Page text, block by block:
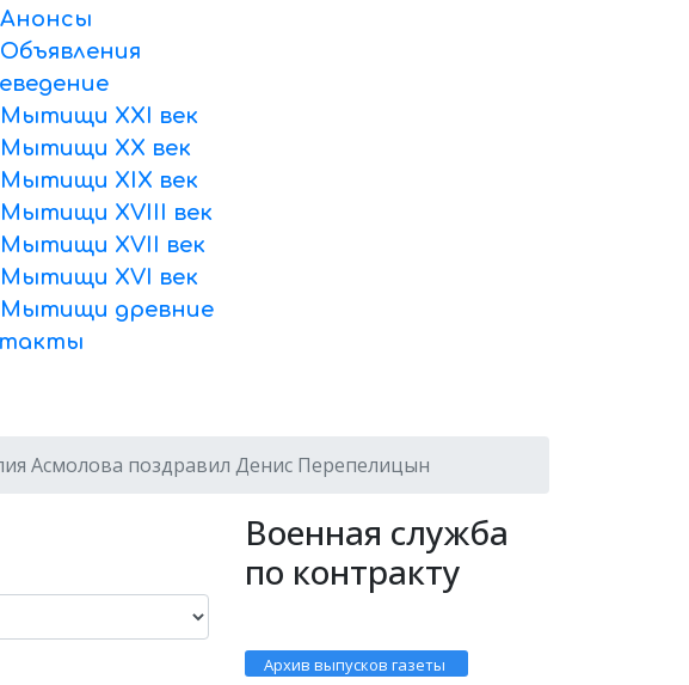
Анонсы
Объявления
Мытищи XXI век
Мытищи XX век
Мытищи XIX век
Мытищи XVIII век
Мытищи XVII век
Мытищи XVI век
Мытищи древние
Асмолова поздравил Денис Перепелицын
Военная служба
по контракту
Архив выпусков газеты